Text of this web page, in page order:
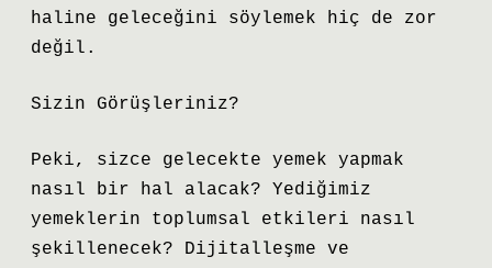
haline geleceğini söylemek hiç de zor
değil.
Sizin Görüşleriniz?
Peki, sizce gelecekte yemek yapmak
nasıl bir hal alacak? Yediğimiz
yemeklerin toplumsal etkileri nasıl
şekillenecek? Dijitalleşme ve